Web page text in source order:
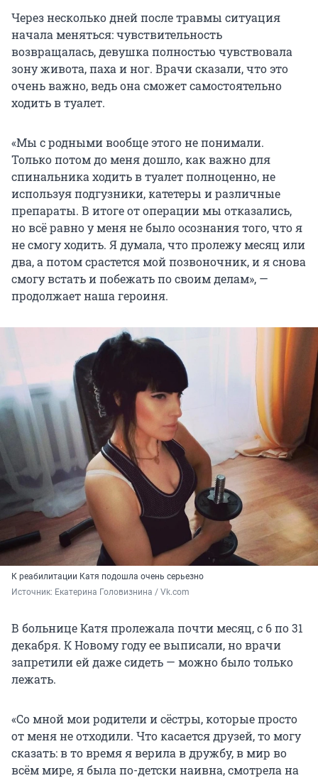
Через несколько дней после травмы ситуация
начала меняться: чувствительность
возвращалась, девушка полностью чувствовала
зону живота, паха и ног. Врачи сказали, что это
очень важно, ведь она сможет самостоятельно
ходить в туалет.
«Мы с родными вообще этого не понимали.
Только потом до меня дошло, как важно для
спинальника ходить в туалет полноценно, не
используя подгузники, катетеры и различные
препараты. В итоге от операции мы отказались,
но всё равно у меня не было осознания того, что я
не смогу ходить. Я думала, что пролежу месяц или
два, а потом срастется мой позвоночник, и я снова
смогу встать и побежать по своим делам», —
продолжает наша героиня.
К реабилитации Катя подошла очень серьезно
Источник: Екатерина Головизнина / Vk.com
В больнице Катя пролежала почти месяц, с 6 по 31
декабря. К Новому году ее выписали, но врачи
запретили ей даже сидеть — можно было только
лежать.
«Со мной мои родители и сёстры, которые просто
от меня не отходили. Что касается друзей, то могу
сказать: в то время я верила в дружбу, в мир во
всём мире, я была по-детски наивна, смотрела на